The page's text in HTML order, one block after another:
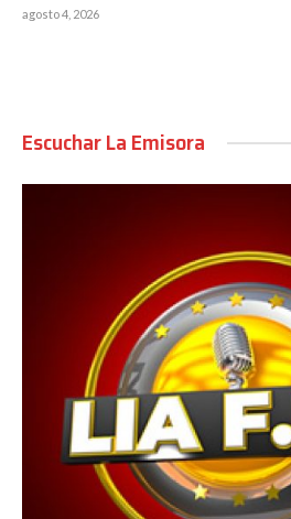
agosto 4, 2026
Escuchar La Emisora